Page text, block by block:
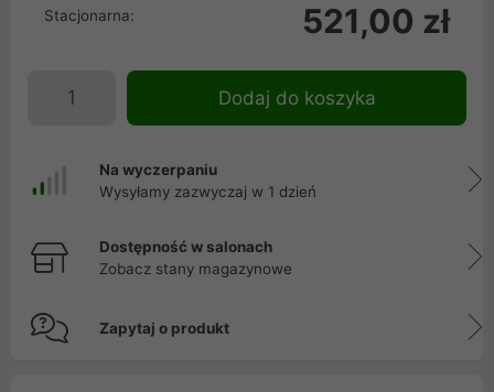
Stacjonarna: 521,00 zł
Dodaj do koszyka
Na wyczerpaniu
Wysyłamy zazwyczaj w 1 dzień
Dostępność w salonach
Zobacz stany magazynowe
Zapytaj o produkt